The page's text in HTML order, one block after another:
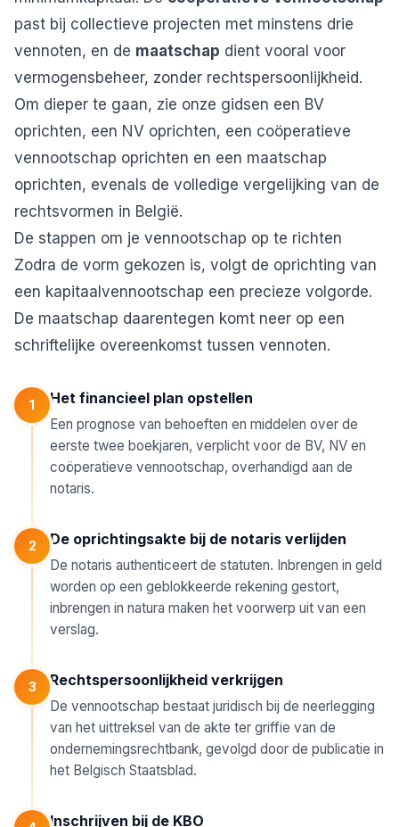
past bij collectieve projecten met minstens drie
vennoten, en de maatschap dient vooral voor
vermogensbeheer, zonder rechtspersoonlijkheid.
Om dieper te gaan, zie onze gidsen een BV
oprichten, een NV oprichten, een coöperatieve
vennootschap oprichten en een maatschap
oprichten, evenals de volledige vergelijking van de
rechtsvormen in België.
De stappen om je vennootschap op te richten
Zodra de vorm gekozen is, volgt de oprichting van
een kapitaalvennootschap een precieze volgorde.
De maatschap daarentegen komt neer op een
schriftelijke overeenkomst tussen vennoten.
1 Het financieel plan opstellen
Een prognose van behoeften en middelen over de
eerste twee boekjaren, verplicht voor de BV, NV en
coöperatieve vennootschap, overhandigd aan de
notaris.
2 De oprichtingsakte bij de notaris verlijden
De notaris authenticeert de statuten. Inbrengen in geld
worden op een geblokkeerde rekening gestort,
inbrengen in natura maken het voorwerp uit van een
verslag.
3 Rechtspersoonlijkheid verkrijgen
De vennootschap bestaat juridisch bij de neerlegging
van het uittreksel van de akte ter griffie van de
ondernemingsrechtbank, gevolgd door de publicatie in
het Belgisch Staatsblad.
Inschrijven bij de KBO